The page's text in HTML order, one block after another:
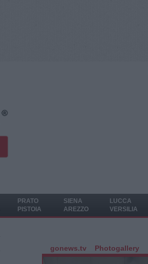
PRATO
PISTOIA
SIENA
AREZZO
LUCCA
VERSILIA
gonews.tv Photogallery